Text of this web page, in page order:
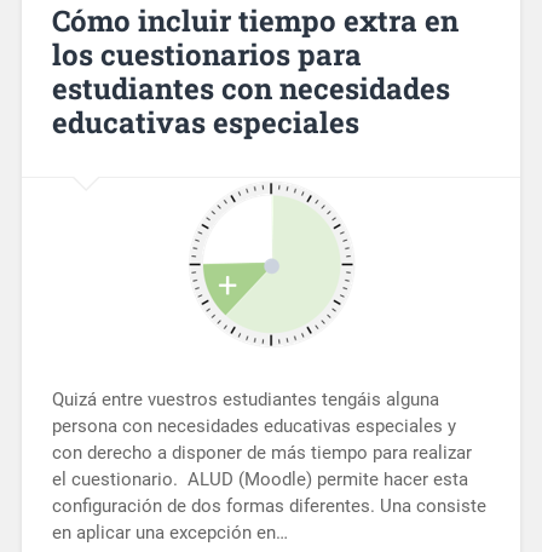
Cómo incluir tiempo extra en
los cuestionarios para
estudiantes con necesidades
educativas especiales
Quizá entre vuestros estudiantes tengáis alguna
persona con necesidades educativas especiales y
con derecho a disponer de más tiempo para realizar
el cuestionario. ALUD (Moodle) permite hacer esta
configuración de dos formas diferentes. Una consiste
en aplicar una excepción en…